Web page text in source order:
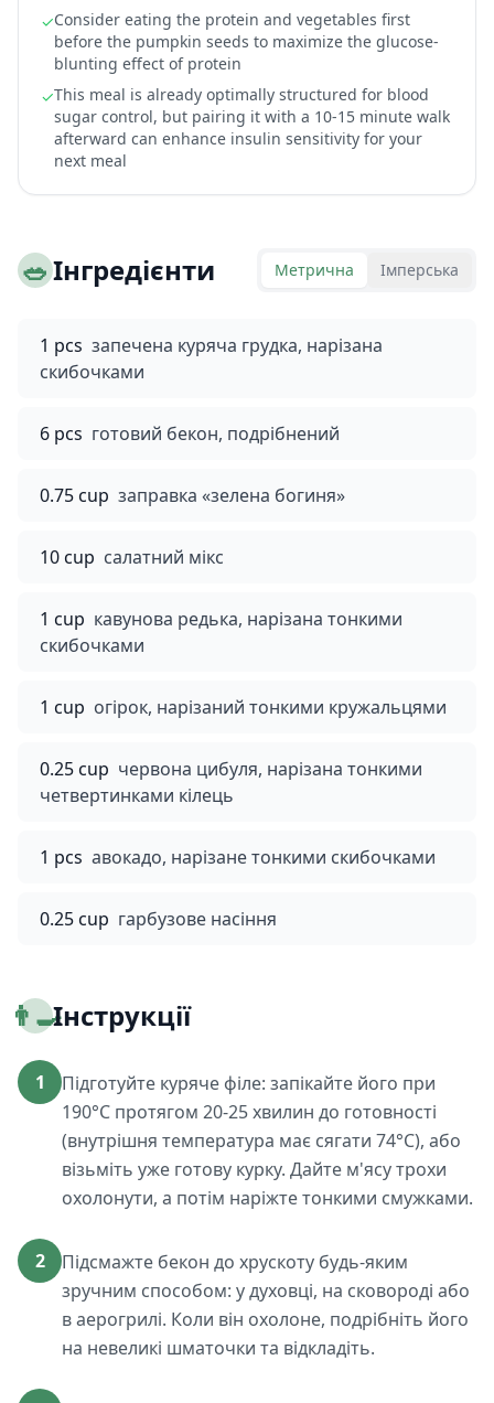
✓Consider eating the protein and vegetables first
before the pumpkin seeds to maximize the glucose-
blunting effect of protein
✓This meal is already optimally structured for blood
sugar control, but pairing it with a 10-15 minute walk
afterward can enhance insulin sensitivity for your
next meal
🥗Інгредієнти Метрична Імперська
1 pcs запечена куряча грудка, нарізана
скибочками
6 pcs готовий бекон, подрібнений
0.75 cup заправка «зелена богиня»
10 cup салатний мікс
1 cup кавунова редька, нарізана тонкими
скибочками
1 cup огірок, нарізаний тонкими кружальцями
0.25 cup червона цибуля, нарізана тонкими
четвертинками кілець
1 pcs авокадо, нарізане тонкими скибочками
0.25 cup гарбузове насіння
👨‍🍳Інструкції
1
Підготуйте куряче філе: запікайте його при
190°C протягом 20-25 хвилин до готовності
(внутрішня температура має сягати 74°C), або
візьміть уже готову курку. Дайте м'ясу трохи
охолонути, а потім наріжте тонкими смужками.
2
Підсмажте бекон до хрускоту будь-яким
зручним способом: у духовці, на сковороді або
в аерогрилі. Коли він охолоне, подрібніть його
на невеликі шматочки та відкладіть.